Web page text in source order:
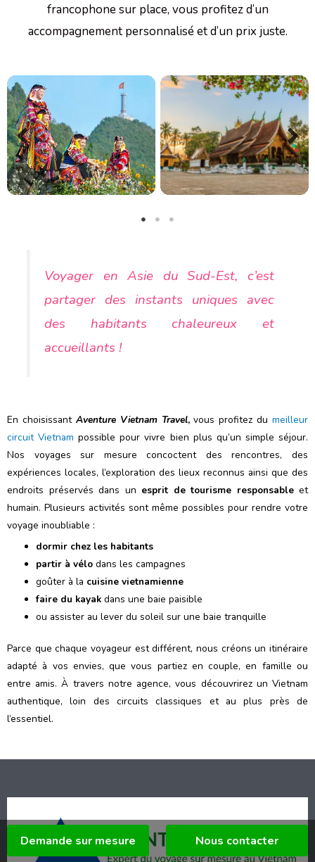
francophone sur place, vous profitez d’un
accompagnement personnalisé et d’un prix juste.
Voyager en Asie du Sud-Est, c’est
partager des instants uniques avec
des habitants chaleureux et
accueillants !
En choisissant Aventure Vietnam Travel,vous profitez du meilleur
circuit Vietnam possible pour vivre bien plus qu’un simple séjour.
Nos voyages sur mesure concoctent des rencontres, des
expériences locales, l’exploration des lieux reconnus ainsi que des
endroits préservés dans un esprit de tourisme responsableet
humain. Plusieurs activités sont même possibles pour rendre votre
voyage inoubliable :
dormir chez les habitants
partir à vélo dans les campagnes
goûter à la cuisine vietnamienne
faire du kayakdans une baie paisible
ou assister au lever du soleil sur une baie tranquille
Parce que chaque voyageur est différent, nous créons un itinéraire
adapté à vos envies, que vous partiez en couple, en famille ou
entre amis. À travers notre agence, vous découvrirez un Vietnam
authentique, loin des circuits classiques et au plus près de
l’essentiel.
Demande sur mesure Nous contacter